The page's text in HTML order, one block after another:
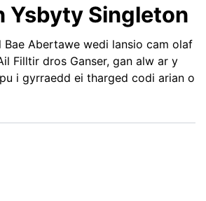
Ysbyty Singleton
Bae Abertawe wedi lansio cam olaf
Filltir dros Ganser, gan alw ar y
i gyrraedd ei tharged codi arian o